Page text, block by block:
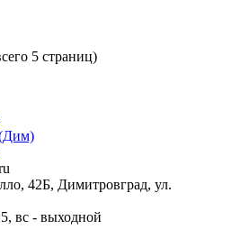
5 страниц)
42Б, Димитровград, ул.
вс - выходной